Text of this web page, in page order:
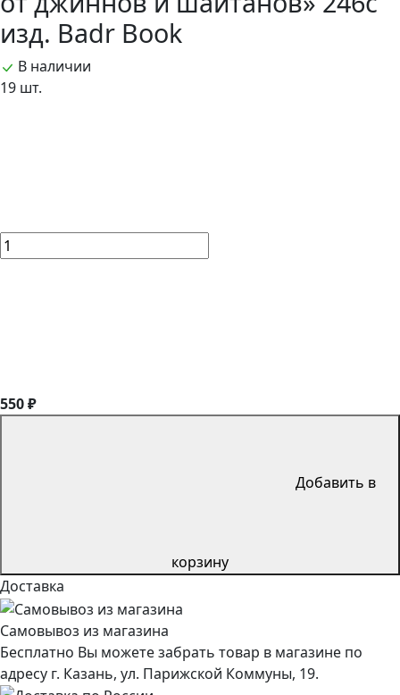
изд. Badr Book
В наличии
19 шт.
550 ₽
Добавить в
корзину
Доставка
Самовывоз из магазина
Бесплатно Вы можете забрать товар в магазине по
адресу г. Казань, ул. Парижской Коммуны, 19.